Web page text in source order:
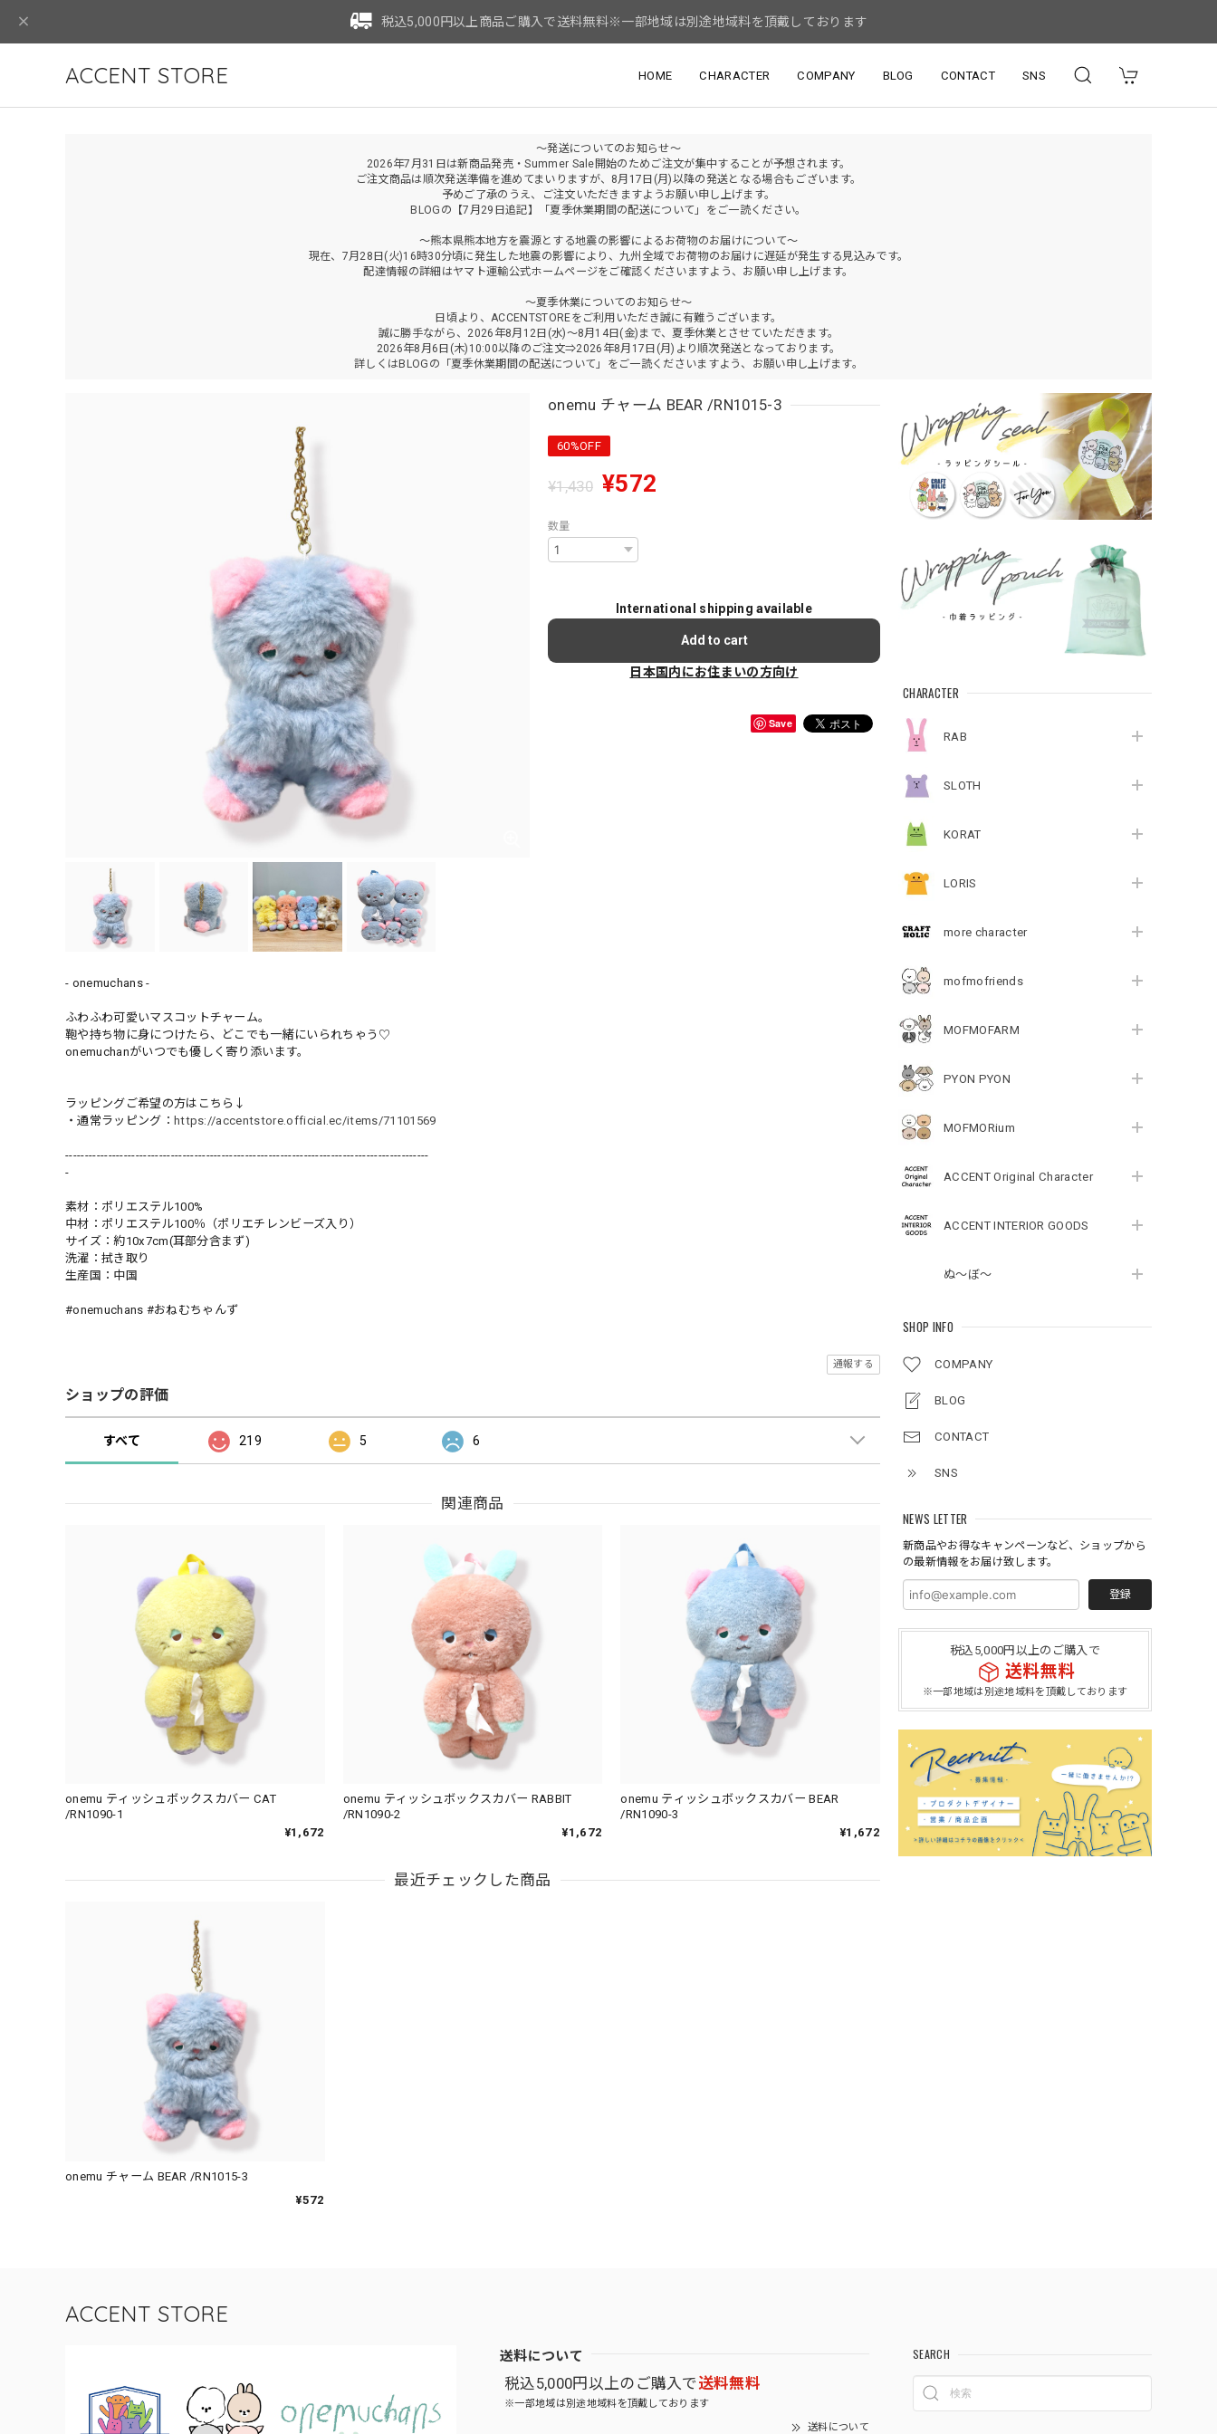
税込5,000円以上商品ご購入で送料無料※一部地域は別途地域料を頂戴しております
ACCENT STORE HOME CHARACTER COMPANY BLOG CONTACT SNS
～発送についてのお知らせ～
2026年7月31日は新商品発売・Summer Sale開始のためご注文が集中することが予想されます。
ご注文商品は順次発送準備を進めてまいりますが、8月17日(月)以降の発送となる場合もございます。
予めご了承のうえ、ご注文いただきますようお願い申し上げます。
BLOGの【7月29日追記】「夏季休業期間の配送について」をご一読ください。
～熊本県熊本地方を震源とする地震の影響によるお荷物のお届けについて～
現在、7月28日(火)16時30分頃に発生した地震の影響により、九州全域でお荷物のお届けに遅延が発生する見込みです。
配達情報の詳細はヤマト運輸公式ホームページをご確認くださいますよう、お願い申し上げます。
～夏季休業についてのお知らせ～
日頃より、ACCENTSTOREをご利用いただき誠に有難うございます。
誠に勝手ながら、2026年8月12日(水)～8月14日(金)まで、夏季休業とさせていただきます。
2026年8月6日(木)10:00以降のご注文⇒2026年8月17日(月)より順次発送となっております。
詳しくはBLOGの「夏季休業期間の配送について」をご一読くださいますよう、お願い申し上げます。
CHARACTER
RAB
SLOTH
KORAT
LORIS
more character
mofmofriends
MOFMOFARM
PYON PYON
MOFMORium
ACCENT Original Character
ACCENT INTERIOR GOODS
ぬ～ぼ～
SHOP INFO
COMPANY
BLOG
CONTACT
SNS
NEWS LETTER
新商品やお得なキャンペーンなど、ショップから
の最新情報をお届け致します。
登録
税込5,000円以上のご購入で
送料無料
※一部地域は別途地域料を頂戴しております
onemu チャーム BEAR /RN1015-3
60%OFF
¥1,430 ¥572
数量
International shipping available
Add to cart
日本国内にお住まいの方向け
Save
- onemuchans -
ふわふわ可愛いマスコットチャーム。
鞄や持ち物に身につけたら、どこでも一緒にいられちゃう♡
onemuchanがいつでも優しく寄り添います。
ラッピングご希望の方はこちら↓
・通常ラッピング： https://accentstore.official.ec/items/71101569
---------------------------------------------------------------------------------------------
-
素材：ポリエステル100%
中材：ポリエステル100％（ポリエチレンビーズ入り）
サイズ：約10x7cm(耳部分含まず)
洗濯：拭き取り
生産国：中国
#onemuchans #おねむちゃんず
通報する
ショップの評価
すべて 219 5 6
関連商品
onemu ティッシュボックスカバー CAT
/RN1090-1
¥1,672
onemu ティッシュボックスカバー RABBIT
/RN1090-2
¥1,672
onemu ティッシュボックスカバー BEAR
/RN1090-3
¥1,672
最近チェックした商品
onemu チャーム BEAR /RN1015-3
¥572
ACCENT STORE
送料について
税込5,000円以上のご購入で送料無料
※一部地域は別途地域料を頂戴しております
送料について
SEARCH